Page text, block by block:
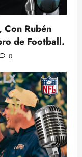
Con Rubén
de Football.
0